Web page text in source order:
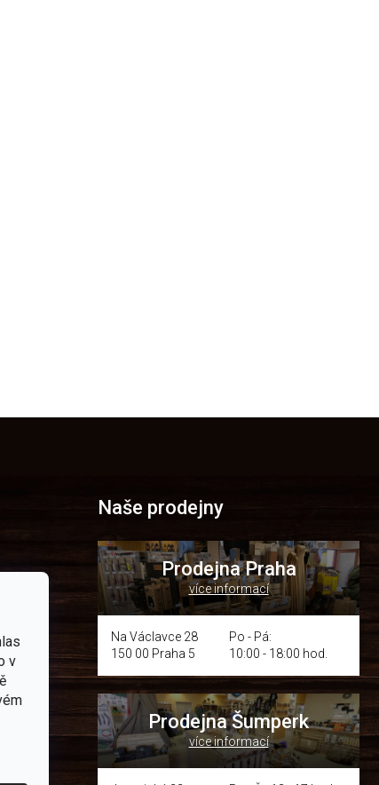
v
Naše prodejny
Prodejna Praha
více informací
Na Václavce 28
150 00 Praha 5
Po - Pá:
10:00 - 18:00 hod.
Prodejna Šumperk
více informací